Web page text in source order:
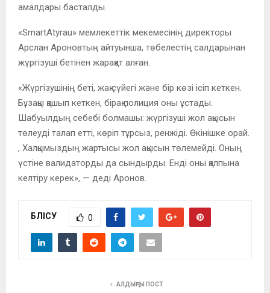
амалдары басталды.
«SmartAtyrau» мемлекеттік мекемесінің директоры
Арслан Ароновтың айтуынша, төбелестің салдарынан
жүргізуші бетінен жарақат алған.
«Жүргізушінің беті, жақ сүйегі және бір көзі ісіп кеткен.
Бұзақы қашып кеткен, бірақ полиция оны ұстады.
Шабуылдың себебі болмашы: жүргізуші жол ақысын
төлеуді талап етті, көріп тұрсыз, ренжіді. Өкінішке орай.
, Халқымыздың жартысы жол ақысын төлемейді. Оның
үстіне валидаторды да сындырды. Енді оны қалпына
келтіру керек», — деді Аронов.
БӨЛІСУ 0
АЛДЫҢҒЫ ПОСТ